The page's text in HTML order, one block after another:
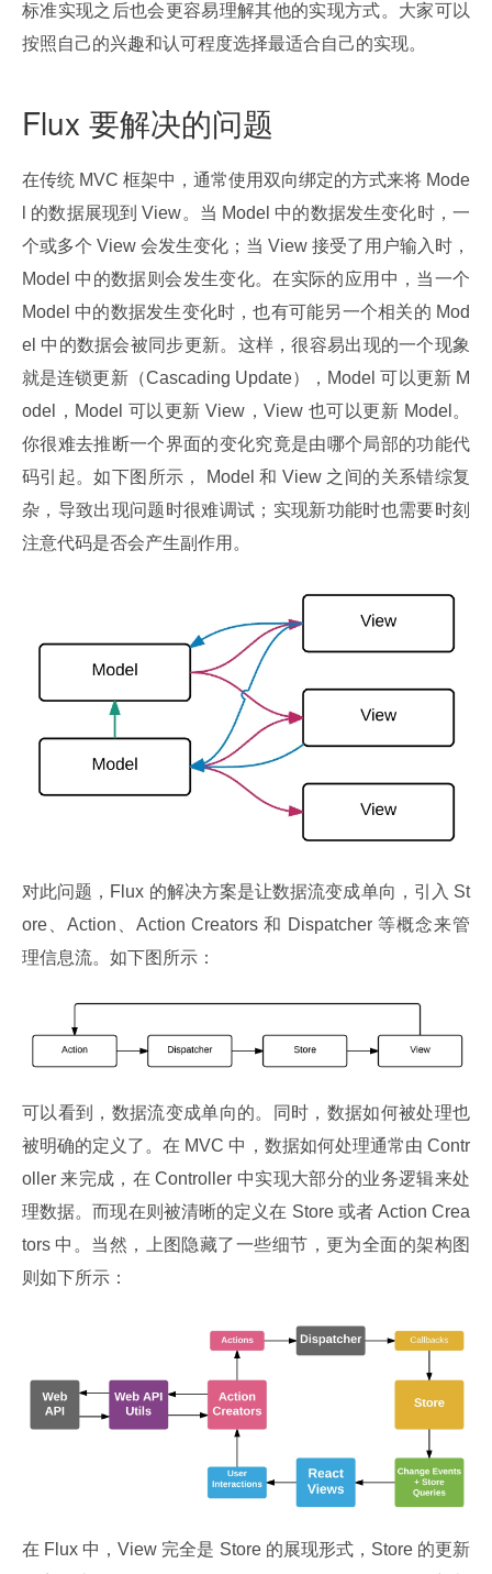
标准实现之后也会更容易理解其他的实现方式。大家可以
按照自己的兴趣和认可程度选择最适合自己的实现。
Flux 要解决的问题
在传统 MVC 框架中，通常使用双向绑定的方式来将 Mode
l 的数据展现到 View。当 Model 中的数据发生变化时，一
个或多个 View 会发生变化；当 View 接受了用户输入时，
Model 中的数据则会发生变化。在实际的应用中，当一个
Model 中的数据发生变化时，也有可能另一个相关的 Mod
el 中的数据会被同步更新。这样，很容易出现的一个现象
就是连锁更新（Cascading Update），Model 可以更新 M
odel，Model 可以更新 View，View 也可以更新 Model。
你很难去推断一个界面的变化究竟是由哪个局部的功能代
码引起。如下图所示， Model 和 View 之间的关系错综复
杂，导致出现问题时很难调试；实现新功能时也需要时刻
注意代码是否会产生副作用。
对此问题，Flux 的解决方案是让数据流变成单向，引入 St
ore、Action、Action Creators 和 Dispatcher 等概念来管
理信息流。如下图所示：
可以看到，数据流变成单向的。同时，数据如何被处理也
被明确的定义了。在 MVC 中，数据如何处理通常由 Contr
oller 来完成，在 Controller 中实现大部分的业务逻辑来处
理数据。而现在则被清晰的定义在 Store 或者 Action Crea
tors 中。当然，上图隐藏了一些细节，更为全面的架构图
则如下所示：
在 Flux 中，View 完全是 Store 的展现形式，Store 的更新